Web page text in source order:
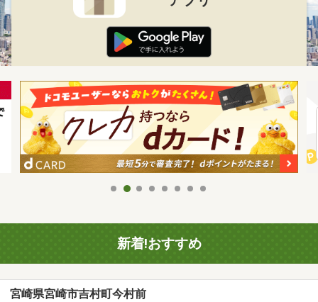
新着!おすすめ
宮崎県宮崎市吉村町今村前